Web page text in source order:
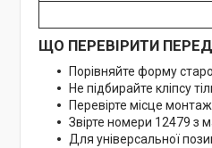
ЩО ПЕРЕВІРИТИ
Порівняйте форму
Не підбирайте кліпсу
Перевірте місце
Звірте номери 12479 з
Для універсальної